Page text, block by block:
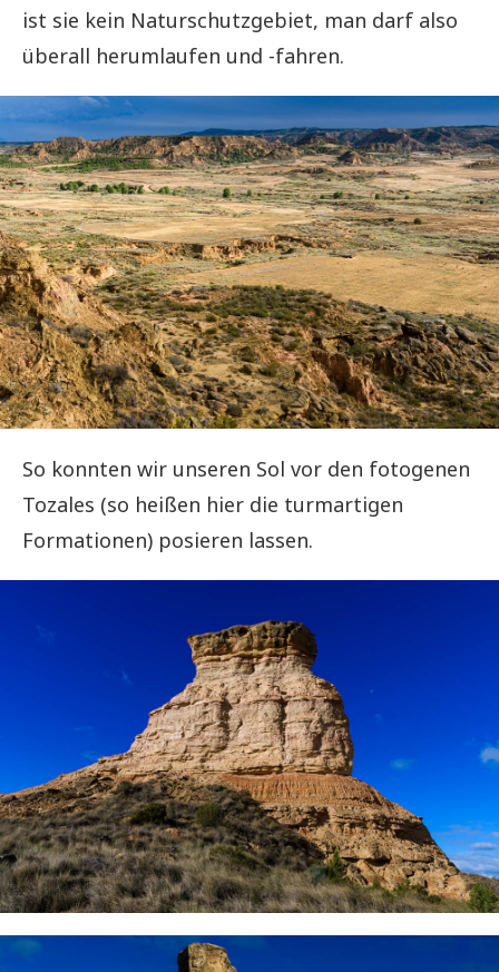
ist sie kein Naturschutzgebiet, man darf also
überall herumlaufen und -fahren.
So konnten wir unseren Sol vor den fotogenen
Tozales (so heißen hier die turmartigen
Formationen) posieren lassen.